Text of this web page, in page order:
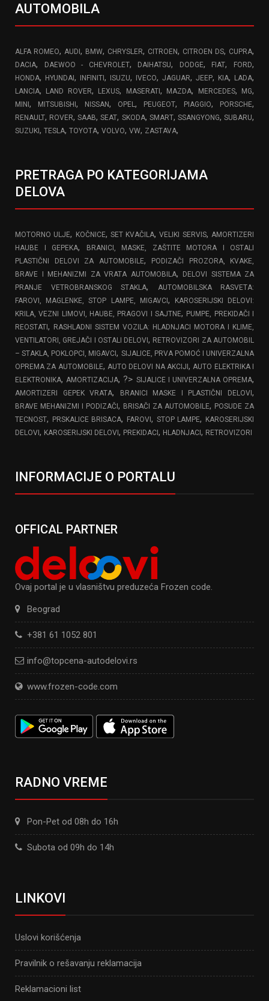
AUTOMOBILA
ALFA ROMEO, AUDI, BMW, CHRYSLER, CITROEN, CITROEN DS, CUPRA,
DACIA, DAEWOO - CHEVROLET, DAIHATSU, DODGE, FIAT, FORD,
HONDA, HYUNDAI, INFINITI, ISUZU, IVECO, JAGUAR, JEEP, KIA, LADA,
LANCIA, LAND ROVER, LEXUS, MASERATI, MAZDA, MERCEDES, MG,
MINI, MITSUBISHI, NISSAN, OPEL , PEUGEOT, PIAGGIO, PORSCHE,
RENAULT, ROVER,SAAB,SEAT, SKODA, SMART, SSANGYONG,SUBARU,
SUZUKI, TESLA, TOYOTA, VOLVO, VW, ZASTAVA,
PRETRAGA PO KATEGORIJAMA
DELOVA
MOTORNO ULJE, KOČNICE, SET KVAČILA,VELIKI SERVIS, AMORTIZERI
HAUBE I GEPEKA,
BRANICI, MASKE, ZAŠTITE MOTORA I OSTALI
PLASTIČNI DELOVI ZA AUTOMOBILE,
PODIZAČI PROZORA, KVAKE,
BRAVE I MEHANIZMI ZA VRATA AUTOMOBILA,
DELOVI SISTEMA ZA
PRANJE VETROBRANSKOG STAKLA,
AUTOMOBILSKA RASVETA:
FAROVI, MAGLENKE, STOP LAMPE, MIGAVCI,
KAROSERIJSKI DELOVI:
KRILA, VEZNI LIMOVI, HAUBE, PRAGOVI I SAJTNE, PUMPE, PREKIDAČI I
REOSTATI, RASHLADNI SISTEM VOZILA: HLADNJACI MOTORA I KLIME,
VENTILATORI, GREJAČI I OSTALI DELOVI, RETROVIZORI ZA AUTOMOBIL
– STAKLA, POKLOPCI, MIGAVCI, SIJALICE, PRVA POMOĆ I UNIVERZALNA
OPREMA ZA AUTOMOBILE, AUTO DELOVI NA AKCIJI, AUTO ELEKTRIKA I
ELEKTRONIKA, AMORTIZACIJA, ?> SIJALICE I UNIVERZALNA OPREMA,
AMORTIZERI GEPEK VRATA, BRANICI MASKE I PLASTIČNI DELOVI,
BRAVE MEHANIZMI I PODIZAČI, BRISAČI ZA AUTOMOBILE, POSUDE ZA
TECNOST, PRSKALICE BRISACA, FAROVI, STOP LAMPE, KAROSERIJSKI
DELOVI, KAROSERIJSKI DELOVI, PREKIDACI, HLADNJACI, RETROVIZORI
INFORMACIJE O PORTALU
OFFICAL PARTNER
Ovaj portal je u vlasništvu preduzeća Frozen code.
Beograd
+381 61 1052 801
info@topcena-autodelovi.rs
www.frozen-code.com
RADNO VREME
Pon-Pet od 08h do 16h
Subota od 09h do 14h
LINKOVI
Uslovi korišćenja
Pravilnik o rešavanju reklamacija
Reklamacioni list